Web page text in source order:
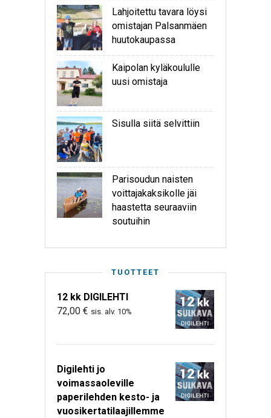
Lahjoitettu tavara löysi
omistajan Palsanmäen
huutokaupassa
Kaipolan kyläkoululle
uusi omistaja
Sisulla siitä selvittiin
Parisoudun naisten
voittajakaksikolle jäi
haastetta seuraaviin
soutuihin
TUOTTEET
12 kk DIGILEHTI
72,00 € sis. alv. 10%
Digilehti jo
voimassaoleville
paperilehden kesto- ja
vuosikertatilaajillemme